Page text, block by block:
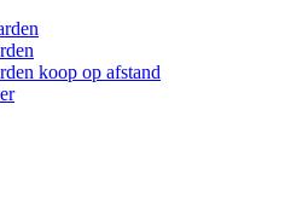
koop op afstand